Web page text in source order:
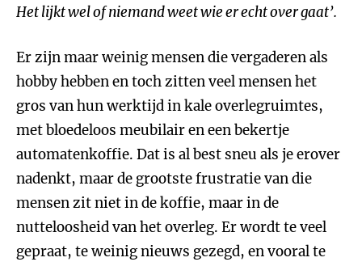
Het lijkt wel of niemand weet wie er echt over gaat’.
Er zijn maar weinig mensen die vergaderen als
hobby hebben en toch zitten veel mensen het
gros van hun werktijd in kale overlegruimtes,
met bloedeloos meubilair en een bekertje
automatenkoffie. Dat is al best sneu als je erover
nadenkt, maar de grootste frustratie van die
mensen zit niet in de koffie, maar in de
nutteloosheid van het overleg. Er wordt te veel
gepraat, te weinig nieuws gezegd, en vooral te